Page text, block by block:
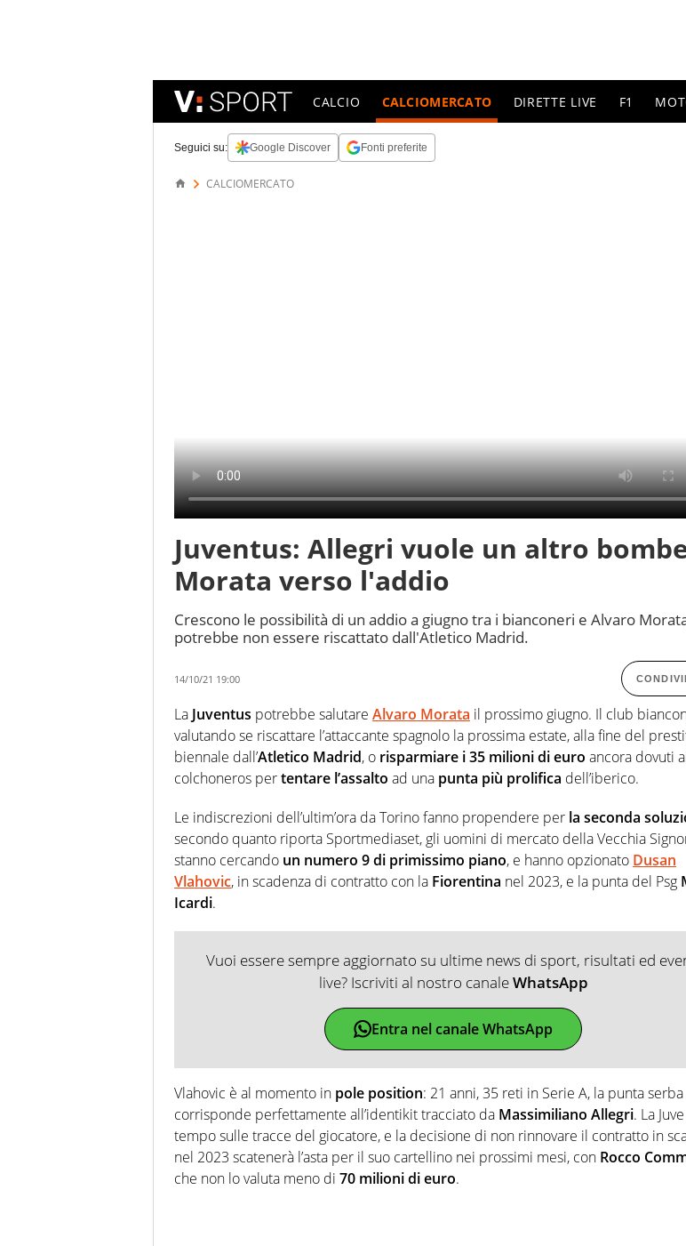
CALCIO CALCIOMERCATO DIRETTE LIVE F1
Seguici su: Google Discover Fonti preferite
CALCIOMERCATO
Juventus: Allegri vuole un altro
Morata verso l'addio
Crescono le possibilità di un addio a giugno tra i bianconeri e Alvaro
potrebbe non essere riscattato dall'Atletico Madrid.
14/10/21 19:00
La Juventus potrebbe salutare Alvaro Morata il prossimo giugno. Il club
valutando se riscattare l’attaccante spagnolo la prossima estate, alla fine del
biennale dall’Atletico Madrid, o risparmiare i 35 milioni di euro ancora dovuti
colchoneros pertentare l’assalto ad una punta più prolifica dell’iberico.
Le indiscrezioni dell’ultim’ora da Torino fanno propendere per la seconda
secondo quanto riporta Sportmediaset, gli uomini di mercato della Vecchia
stanno cercando un numero 9 di primissimo piano, e hanno opzionato Dusan
Vlahovic, in scadenza di contratto con la Fiorentina nel 2023, e la punta del Psg
Icardi.
Vuoi essere sempre aggiornato su ultime news di sport, risultati ed
live? Iscriviti al nostro canaleWhatsApp
Entra nel canale WhatsApp
Vlahovic è al momento in pole position: 21 anni, 35 reti in Serie A, la punta serba
corrisponde perfettamente all’identikit tracciato da Massimiliano Allegri. La
tempo sulle tracce del giocatore, e la decisione di non rinnovare il contratto in
nel 2023 scatenerà l’asta per il suo cartellino nei prossimi mesi, con Rocco
che non lo valuta meno di 70 milioni di euro.